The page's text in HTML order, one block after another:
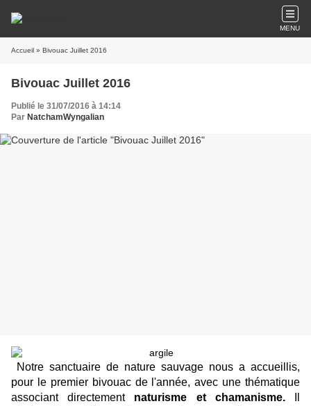
MENU
Accueil » Bivouac Juillet 2016
Bivouac Juillet 2016
Publié le 31/07/2016 à 14:14
Par NatchamWyngalian
Notre sanctuaire de nature sauvage nous a accueillis,
pour le premier bivouac de l'année, avec une thématique
associant directement naturisme et chamanisme.Il